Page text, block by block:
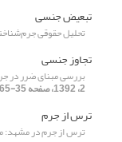
تبعیض جنسی
تحلیل حقوقی
تجاوز جنسی
بررسی مبنای ضرر در
2، 1392، صفحه 35-65]
ترس از جرم
ترس از جرم در مشهد: